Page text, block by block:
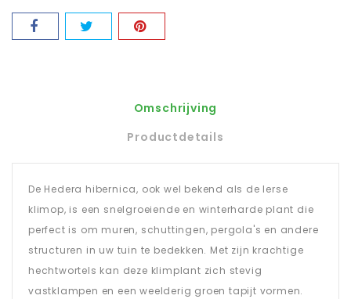
Omschrijving
Productdetails
De Hedera hibernica, ook wel bekend als de Ierse
klimop, is een snelgroeiende en winterharde plant die
perfect is om muren, schuttingen, pergola's en andere
structuren in uw tuin te bedekken. Met zijn krachtige
hechtwortels kan deze klimplant zich stevig
vastklampen en een weelderig groen tapijt vormen.